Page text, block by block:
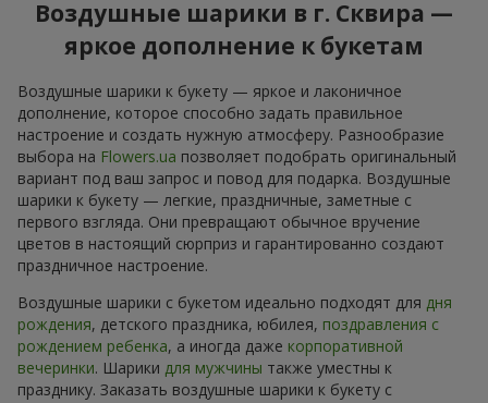
Воздушные шарики в г. Сквира —
яркое дополнение к букетам
Воздушные шарики к букету — яркое и лаконичное
дополнение, которое способно задать правильное
настроение и создать нужную атмосферу. Разнообразие
выбора на Flowers.ua позволяет подобрать оригинальный
вариант под ваш запрос и повод для подарка. Воздушные
шарики к букету — легкие, праздничные, заметные с
первого взгляда. Они превращают обычное вручение
цветов в настоящий сюрприз и гарантированно создают
праздничное настроение.
Воздушные шарики с букетом идеально подходят для дня
рождения, детского праздника, юбилея, поздравления с
рождением ребенка, а иногда даже корпоративной
вечеринки. Шарики для мужчины также уместны к
празднику. Заказать воздушные шарики к букету с